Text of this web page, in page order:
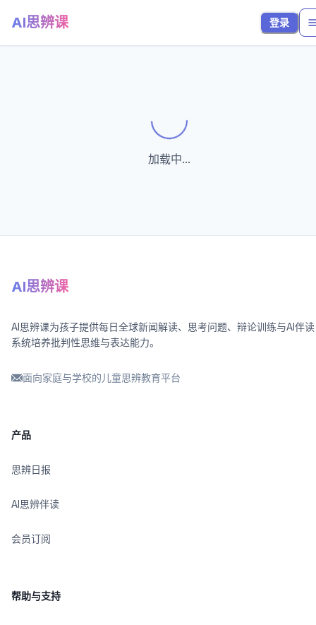
AI思辨课 登录
Loading...
加载中...
AI思辨课
AI思辨课为孩子提供每日全球新闻解读、思考问题、辩论训练与AI伴
系统培养批判性思维与表达能力。
面向家庭与学校的儿童思辨教育平台
产品
思辨日报
AI思辨伴读
会员订阅
帮助与支持